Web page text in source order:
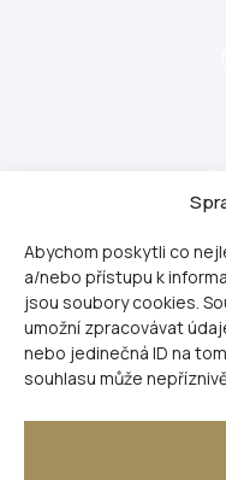
Abychom poskytli co
a/nebo přístupu k
jsou soubory cookies.
umožní zpracovávat
nebo jedinečná ID na
souhlasu může